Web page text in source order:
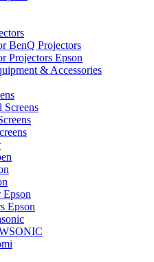
BenQ Projectors
Projectors Epson
& Accessories
Screens
Epson
Epson